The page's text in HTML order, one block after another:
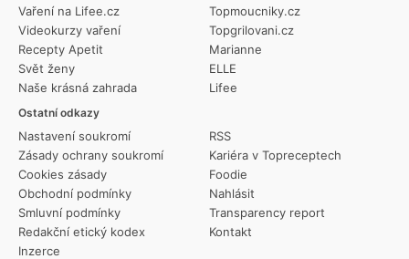
Vaření na Lifee.cz
Videokurzy vaření
Recepty Apetit
Svět ženy
Naše krásná zahrada
Ostatní odkazy
Nastavení soukromí
Zásady ochrany soukromí
Cookies zásady
Obchodní podmínky
Smluvní podmínky
Redakční etický kodex
Inzerce
RSS
Kariéra v Topreceptech
Foodie
Nahlásit
Transparency report
Kontakt
Topmoucniky.cz
Topgrilovani.cz
Marianne
ELLE
Lifee